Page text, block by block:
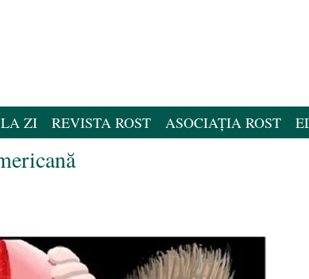
LA ZI REVISTA ROST ASOCIAȚIA ROST